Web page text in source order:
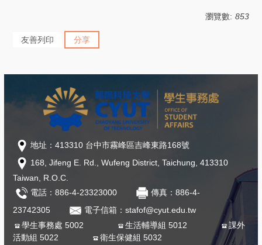
瀏覽數: 853
友善列印 分享
地址：413310 台中市霧峰區吉峰東路168號
168, Jifeng E. Rd., Wufeng District, Taichung, 413310
Taiwan, R.O.C.
電話：886-4-23323000
傳真：886-4-
23742305
電子信箱：stafof@cyut.edu.tw
學生事務處 5002
生活輔導組 5012
課外
活動組 5022
衛生保健組 5032